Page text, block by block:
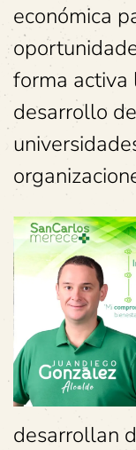
económica
forma activa
desarrollo
desarrollan